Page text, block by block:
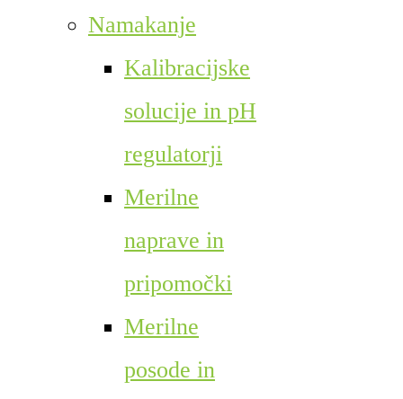
Namakanje
Kalibracijske
solucije in pH
regulatorji
Merilne
naprave in
pripomočki
Merilne
posode in